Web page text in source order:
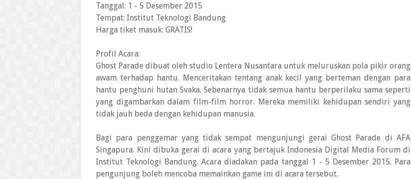
Tanggal: 1 - 5 Desember 2015
Tempat: Institut Teknologi Bandung
Harga tiket masuk: GRATIS!
Profil Acara:
Ghost Parade dibuat oleh studio Lentera Nusantara untuk meluruskan pola pikir orang
awam terhadap hantu. Menceritakan tentang anak kecil yang berteman dengan para
hantu penghuni hutan Svaka. Sebenarnya tidak semua hantu berperilaku sama seperti
yang digambarkan dalam film-film horror. Mereka memiliki kehidupan sendiri yang
tidak jauh beda dengan kehidupan manusia.
Bagi para penggemar yang tidak sempat mengunjungi gerai Ghost Parade di AFA
Singapura. Kini dibuka gerai di acara yang bertajuk Indonesia Digital Media Forum di
Institut Teknologi Bandung. Acara diadakan pada tanggal 1 - 5 Desember 2015. Para
pengunjung boleh mencoba memainkan game ini di acara tersebut.